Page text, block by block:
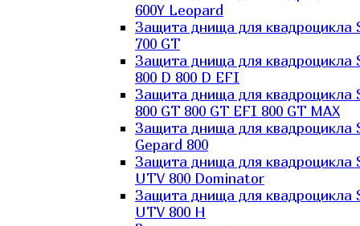
600Y Leopard
Защита днища для квадроцикла
700 GT
Защита днища для квадроцикла
800 D 800 D EFI
Защита днища для квадроцикла
800 GT 800 GT EFI 800 GT MAX
Защита днища для квадроцикла
Gepard 800
Защита днища для квадроцикла
UTV 800 Dominator
Защита днища для квадроцикла
UTV 800 H